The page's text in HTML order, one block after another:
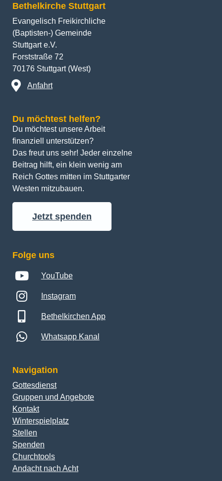
Bethelkirche Stuttgart
Evangelisch Freikirchliche
(Baptisten-) Gemeinde
Stuttgart e.V.
Forststraße 72
70176 Stuttgart (West)
Anfahrt
Du möchtest helfen?
Du möchtest unsere Arbeit
finanziell unterstützen?
Das freut uns sehr! Jeder einzelne
Beitrag hilft, ein klein wenig am
Reich Gottes mitten im Stuttgarter
Westen mitzubauen.
Jetzt spenden
Folge uns
YouTube
Instagram
Bethelkirchen App
Whatsapp Kanal
Navigation
Gottesdienst
Gruppen und Angebote
Kontakt
Winterspielplatz
Stellen
Spenden
Churchtools
Andacht nach Acht